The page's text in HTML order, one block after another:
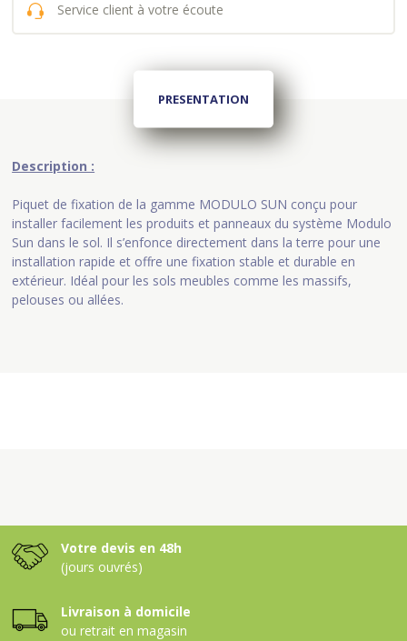
Service client à votre écoute
PRESENTATION
Description :
Piquet de fixation de la gamme MODULO SUN conçu pour
installer facilement les produits et panneaux du système Modulo
Sun dans le sol. Il s’enfonce directement dans la terre pour une
installation rapide et offre une fixation stable et durable en
extérieur. Idéal pour les sols meubles comme les massifs,
pelouses ou allées.
Votre devis en 48h
(jours ouvrés)
Livraison à domicile
ou retrait en magasin